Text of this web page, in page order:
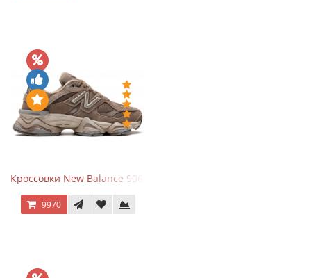
Кроссовки New Balance 9060 Mushroom
9970